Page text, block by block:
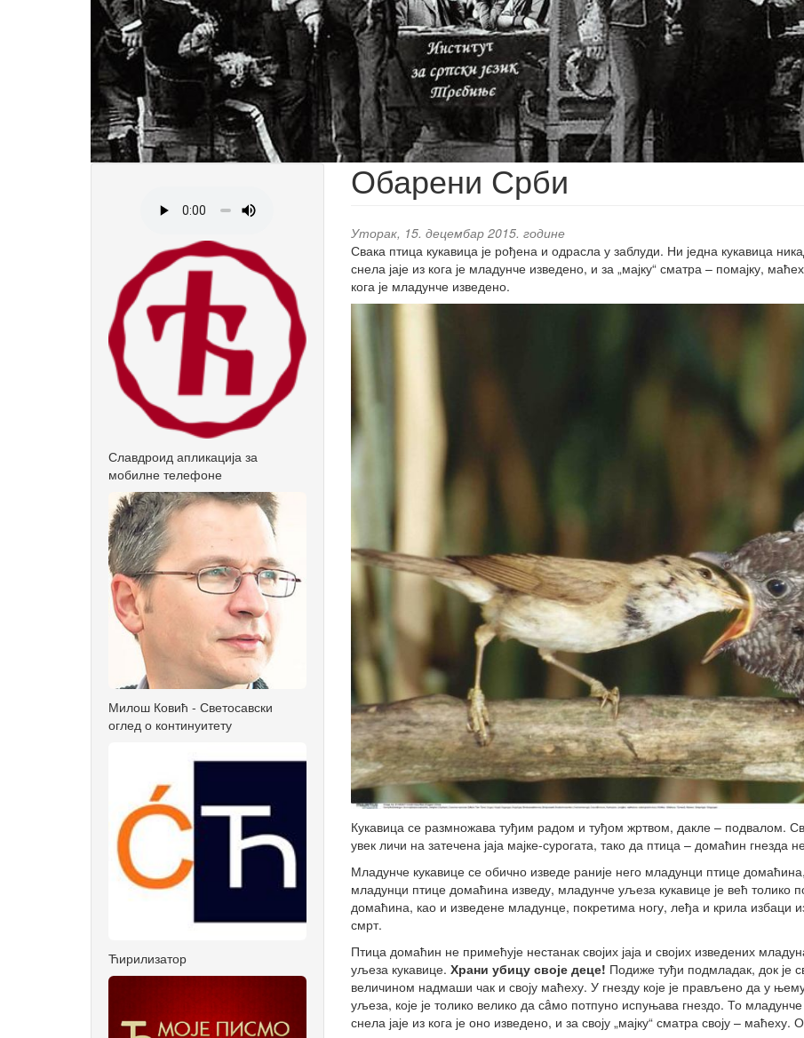
Славдроид апликација за
мобилне телефоне
Милош Ковић - Светосавски
оглед о континуитету
Ћирилизатор
Обарени Срби
Уторак, 15. децембар 2015. године
Свака птица кукавица је рођена и одрасла у заблуди. Ни једна кукавица
снела јаје из кога је младунче изведено, и за „мајку“ сматра – помајку,
кога је младунче изведено.
Кукавица се размножава туђим радом и туђом жртвом, дакле – подвалом.
увек личи на затечена јаја мајке-сурогата, тако да птица – домаћин
Младунче кукавице се обично изведе раније него младунци птице
младунци птице домаћина изведу, младунче уљеза кукавице је већ толико
домаћина, као и изведене младунце, покретима ногу, леђа и крила избаци
смрт.
Птица домаћин не примећује нестанак својих јаја и својих изведених
уљеза кукавице. Храни убицу своје деце! Подиже туђи подмладак, док је
величином надмаши чак и своју маћеху. У гнезду које је прављено да у
уљеза, које је толико велико да сâмо потпуно испуњава гнездо. То младунче
снела јаје из кога је оно изведено, и за своју „мајку“ сматра своју –